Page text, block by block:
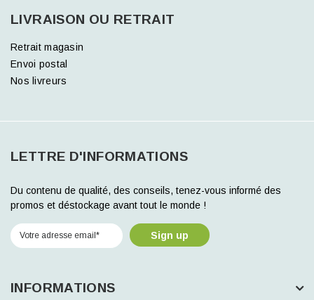
LIVRAISON OU RETRAIT
Retrait magasin
Envoi postal
Nos livreurs
LETTRE D'INFORMATIONS
Du contenu de qualité, des conseils, tenez-vous informé des
promos et déstockage avant tout le monde !
Sign up
INFORMATIONS